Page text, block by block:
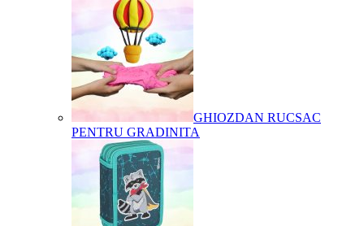
GHIOZDAN RUCSAC
PENTRU GRADINITA